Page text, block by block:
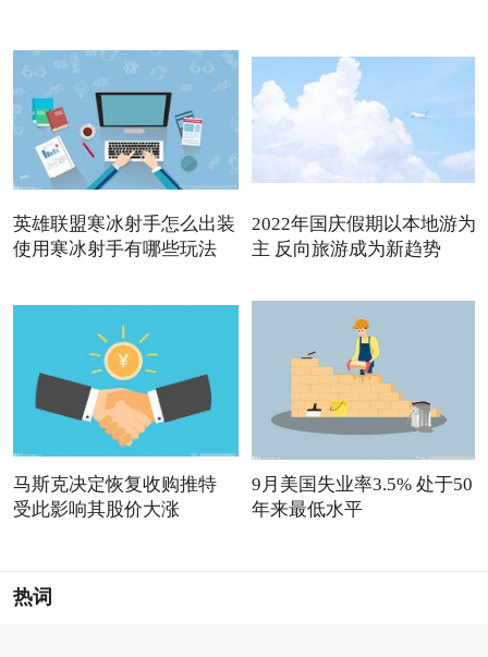
英雄联盟寒冰射手怎么出装
使用寒冰射手有哪些玩法
2022年国庆假期以本地游为
主 反向旅游成为新趋势
马斯克决定恢复收购推特
受此影响其股价大涨
9月美国失业率3.5% 处于50
年来最低水平
热词